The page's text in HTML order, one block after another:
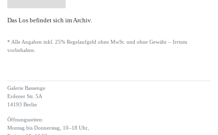
Das Los befindet sich im Archiv.
* Alle Angaben inkl. 25% Regelaufgeld ohne MwSt. und ohne Gewähr – Irrtum
vorbehalten.
Galerie Bassenge
Erdener Str. 5A
14193 Berlin
Öffnungszeiten:
Montag bis Donnerstag, 10–18 Uhr,